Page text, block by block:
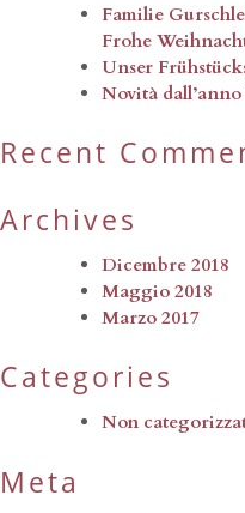
Familie
Frohe
Unser
Novità dall’anno
Recent
Archives
Dicembre 2018
Maggio 2018
Marzo 2017
Categories
Non
Meta